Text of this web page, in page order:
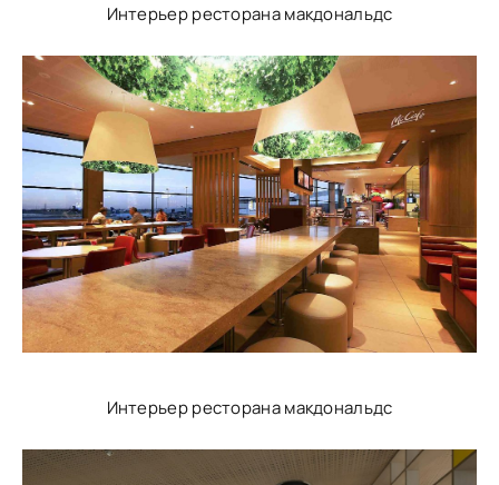
Интерьер ресторана макдональдс
Интерьер ресторана макдональдс